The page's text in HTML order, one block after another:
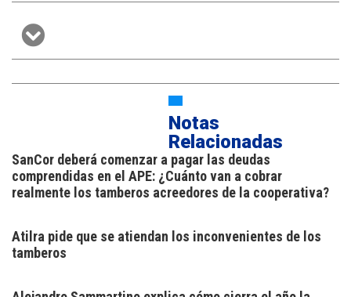
Notas
Relacionadas
SanCor deberá comenzar a pagar las deudas
comprendidas en el APE: ¿Cuánto van a cobrar
realmente los tamberos acreedores de la cooperativa?
Atilra pide que se atiendan los inconvenientes de los
tamberos